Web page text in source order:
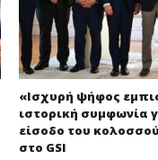
«Ισχυρή ψήφος
ιστορική συμφωνία
είσοδο του
στο GSI